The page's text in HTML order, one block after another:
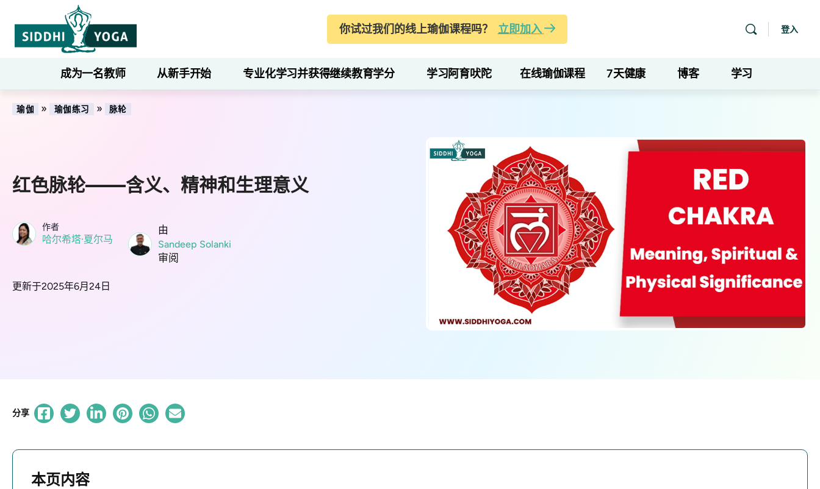
你试过我们的线上瑜伽课程吗？ 立即加入 登入
成为一名教师 从新手开始 专业化学习并获得继续教育学分 学习阿育吠陀 在线瑜伽课程 7天健康 博客 学习
瑜伽 » 瑜伽练习 » 脉轮
红色脉轮——含义、精神和生理意义
作者
哈尔希塔·夏尔马
由
Sandeep Solanki
审阅
更新于2025年6月24日
分享
本页内容